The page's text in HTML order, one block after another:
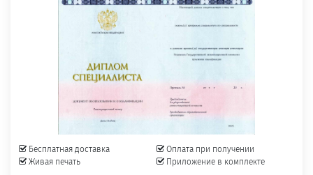
Бесплатная доставка
Живая печать
Оплата при получении
Приложение в комплекте